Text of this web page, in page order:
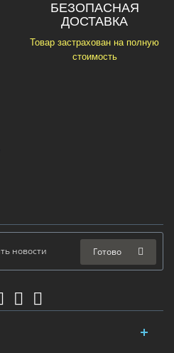
БЕЗОПАСНАЯ
ДОСТАВКА
Товар застрахован на полную
стоимость
Готово